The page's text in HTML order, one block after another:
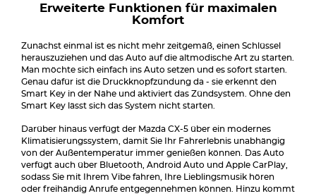
Erweiterte Funktionen für maximalen
Komfort
Zunächst einmal ist es nicht mehr zeitgemäß, einen Schlüssel
herauszuziehen und das Auto auf die altmodische Art zu starten.
Man möchte sich einfach ins Auto setzen und es sofort starten.
Genau dafür ist die Druckknopfzündung da - sie erkennt den
Smart Key in der Nähe und aktiviert das Zündsystem. Ohne den
Smart Key lässt sich das System nicht starten.
Darüber hinaus verfügt der Mazda CX-5 über ein modernes
Klimatisierungssystem, damit Sie Ihr Fahrerlebnis unabhängig
von der Außentemperatur immer genießen können. Das Auto
verfügt auch über Bluetooth, Android Auto und Apple CarPlay,
sodass Sie mit Ihrem Vibe fahren, Ihre Lieblingsmusik hören
oder freihändig Anrufe entgegennehmen können. Hinzu kommt